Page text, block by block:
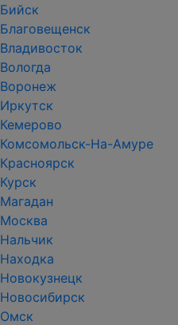
Бийск
Благовещенск
Владивосток
Вологда
Воронеж
Иркутск
Кемерово
Комсомольск-На-Амуре
Красноярск
Курск
Магадан
Москва
Нальчик
Находка
Новокузнецк
Новосибирск
Омск